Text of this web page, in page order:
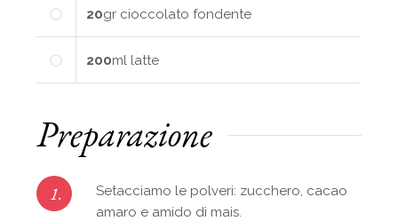
20gr cioccolato fondente
200ml latte
Preparazione
1.
Setacciamo le polveri: zucchero, cacao
amaro e amido di mais.